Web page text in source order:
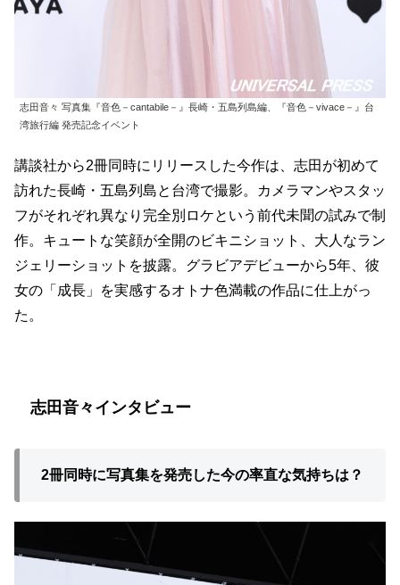
志田音々 写真集『音色－cantabile－』長崎・五島列島編、『音色－vivace－』台
湾旅行編 発売記念イベント
講談社から2冊同時にリリースした今作は、志田が初めて
訪れた長崎・五島列島と台湾で撮影。カメラマンやスタッ
フがそれぞれ異なり完全別ロケという前代未聞の試みで制
作。キュートな笑顔が全開のビキニショット、大人なラン
ジェリーショットを披露。グラビアデビューから5年、彼
女の「成長」を実感するオトナ色満載の作品に仕上がっ
た。
志田音々インタビュー
2冊同時に写真集を発売した今の率直な気持ちは？